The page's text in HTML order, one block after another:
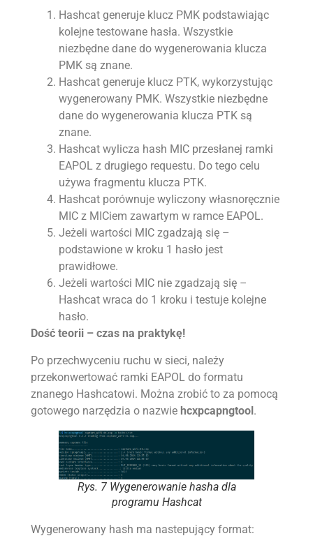
Hashcat generuje klucz PMK podstawiając
kolejne testowane hasła. Wszystkie
niezbędne dane do wygenerowania klucza
PMK są znane.
Hashcat generuje klucz PTK, wykorzystując
wygenerowany PMK. Wszystkie niezbędne
dane do wygenerowania klucza PTK są
znane.
Hashcat wylicza hash MIC przesłanej ramki
EAPOL z drugiego requestu. Do tego celu
używa fragmentu klucza PTK.
Hashcat porównuje wyliczony własnoręcznie
MIC z MICiem zawartym w ramce EAPOL.
Jeżeli wartości MIC zgadzają się –
podstawione w kroku 1 hasło jest
prawidłowe.
Jeżeli wartości MIC nie zgadzają się –
Hashcat wraca do 1 kroku i testuje kolejne
hasło.
Dość teorii – czas na praktykę!
Po przechwyceniu ruchu w sieci, należy
przekonwertować ramki EAPOL do formatu
znanego Hashcatowi. Można zrobić to za pomocą
gotowego narzędzia o nazwie hcxpcapngtool.
Rys. 7 Wygenerowanie hasha dla
programu Hashcat
Wygenerowany hash ma nastepujący format: